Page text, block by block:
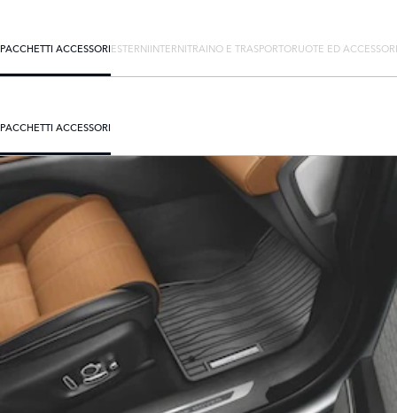
PACCHETTI ACCESSORIESTERNIINTERNITRAINO E TRASPORTORUOTE ED ACCESSORI
PACCHETTI ACCESSORI